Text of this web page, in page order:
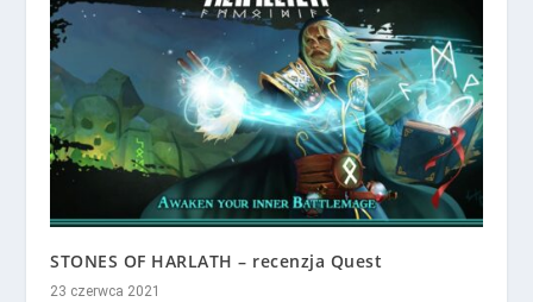
STONES OF HARLATH – recenzja Quest
23 czerwca 2021